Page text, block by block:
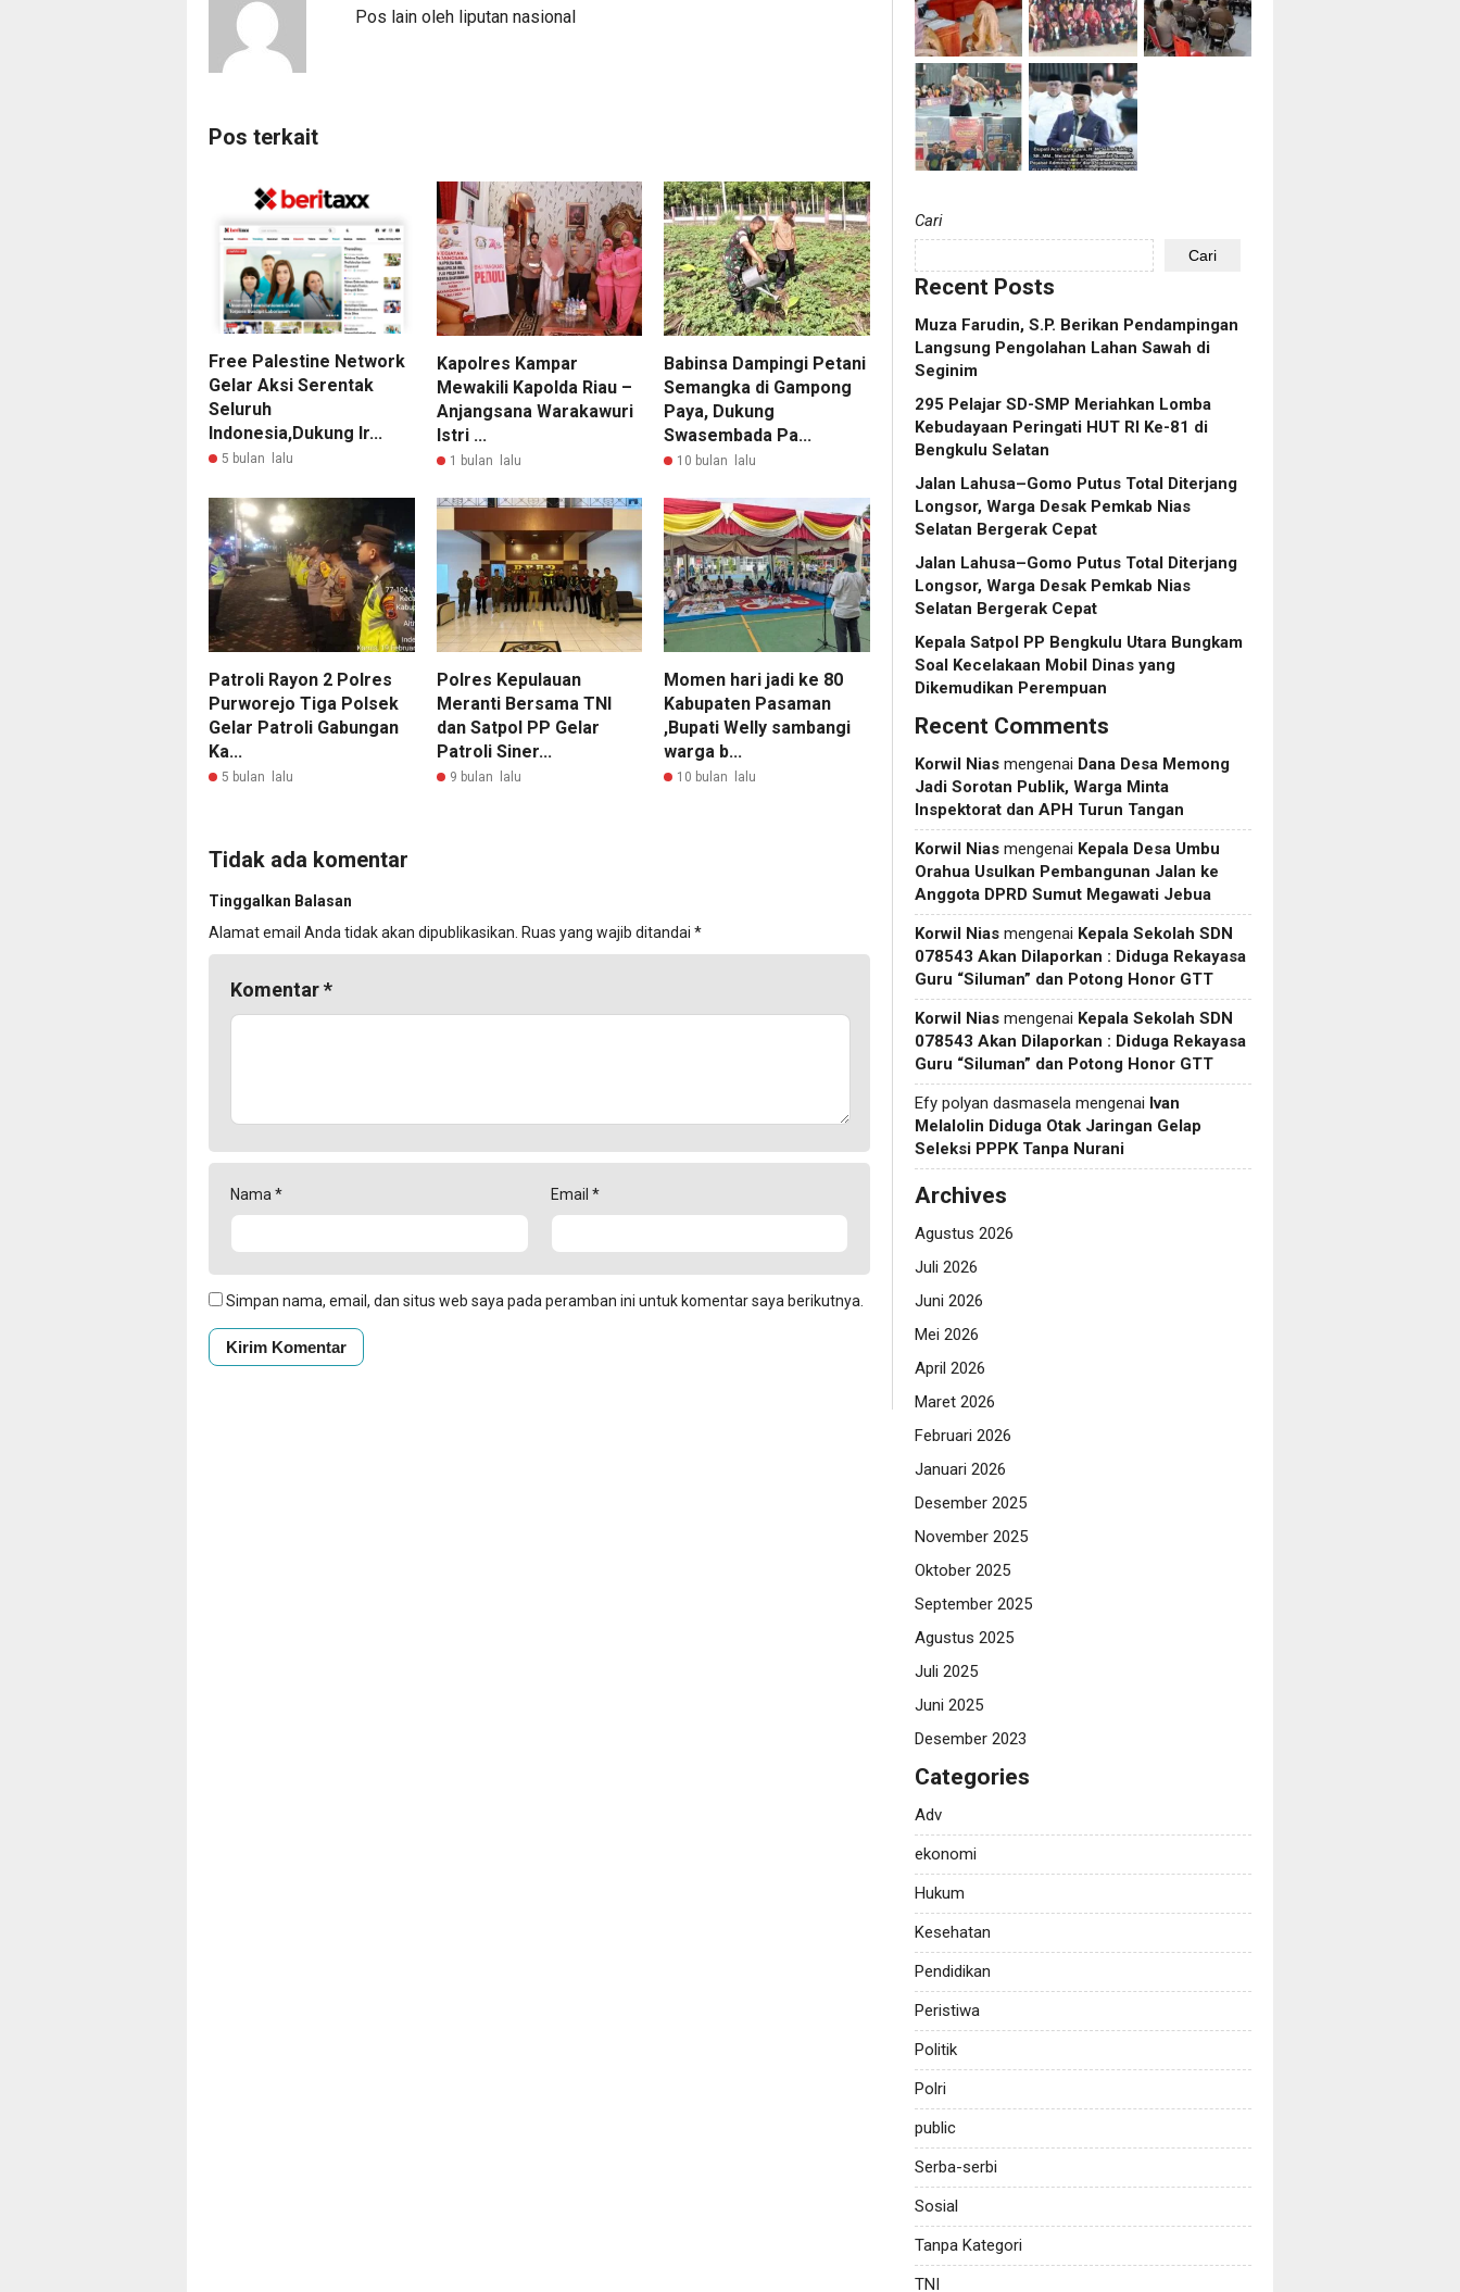
Pos lain oleh liputan nasional
Pos terkait
Free Palestine Network
Gelar Aksi Serentak
Seluruh
Indonesia,Dukung Ir...
5 bulan lalu
Kapolres Kampar
Mewakili Kapolda Riau –
Anjangsana Warakawuri
Istri ...
1 bulan lalu
Babinsa Dampingi Petani
Semangka di Gampong
Paya, Dukung
Swasembada Pa...
10 bulan lalu
Patroli Rayon 2 Polres
Purworejo Tiga Polsek
Gelar Patroli Gabungan
Ka...
5 bulan lalu
Polres Kepulauan
Meranti Bersama TNI
dan Satpol PP Gelar
Patroli Siner...
9 bulan lalu
Momen hari jadi ke 80
Kabupaten Pasaman
,Bupati Welly sambangi
warga b...
10 bulan lalu
Tidak ada komentar
Tinggalkan Balasan
Alamat email Anda tidak akan dipublikasikan. Ruas yang wajib ditandai *
Komentar*
Nama * Email *
Simpan nama, email, dan situs web saya pada peramban ini untuk komentar saya berikutnya.
Cari
Cari
Recent Posts
Muza Farudin, S.P. Berikan Pendampingan
Langsung Pengolahan Lahan Sawah di
Seginim
295 Pelajar SD-SMP Meriahkan Lomba
Kebudayaan Peringati HUT RI Ke-81 di
Bengkulu Selatan
Jalan Lahusa–Gomo Putus Total Diterjang
Longsor, Warga Desak Pemkab Nias
Selatan Bergerak Cepat
Jalan Lahusa–Gomo Putus Total Diterjang
Longsor, Warga Desak Pemkab Nias
Selatan Bergerak Cepat
Kepala Satpol PP Bengkulu Utara Bungkam
Soal Kecelakaan Mobil Dinas yang
Dikemudikan Perempuan
Recent Comments
Korwil Nias mengenai Dana Desa Memong
Jadi Sorotan Publik, Warga Minta
Inspektorat dan APH Turun Tangan
Korwil Nias mengenai Kepala Desa Umbu
Orahua Usulkan Pembangunan Jalan ke
Anggota DPRD Sumut Megawati Jebua
Korwil Nias mengenai Kepala Sekolah SDN
078543 Akan Dilaporkan : Diduga Rekayasa
Guru “Siluman” dan Potong Honor GTT
Korwil Nias mengenai Kepala Sekolah SDN
078543 Akan Dilaporkan : Diduga Rekayasa
Guru “Siluman” dan Potong Honor GTT
Efy polyan dasmasela mengenai Ivan
Melalolin Diduga Otak Jaringan Gelap
Seleksi PPPK Tanpa Nurani
Archives
Agustus 2026
Juli 2026
Juni 2026
Mei 2026
April 2026
Maret 2026
Februari 2026
Januari 2026
Desember 2025
November 2025
Oktober 2025
September 2025
Agustus 2025
Juli 2025
Juni 2025
Desember 2023
Categories
Adv
ekonomi
Hukum
Kesehatan
Pendidikan
Peristiwa
Politik
Polri
public
Serba-serbi
Sosial
Tanpa Kategori
TNI